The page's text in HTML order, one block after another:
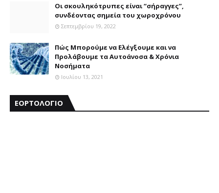
Οι σκουληκότρυπες είναι “σήραγγες”,
συνδέοντας σημεία του χωροχρόνου
Σεπτεμβρίου 19, 2022
Πώς Μπορούμε να Ελέγξουμε και να
Προλάβουμε τα Αυτοάνοσα & Χρόνια
Νοσήματα
Ιουλίου 13, 2021
ΕΟΡΤΟΛΟΓΙΟ